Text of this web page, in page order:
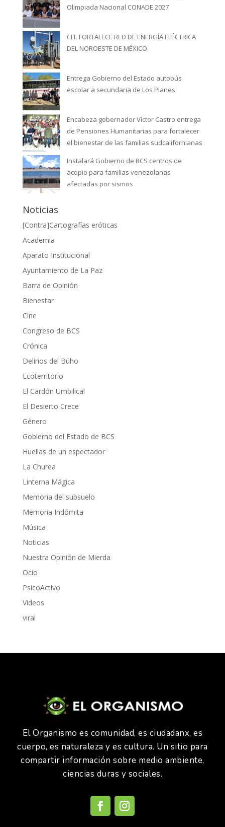
Olimpiada Nacional CONADE 2027
CFE FORTALECE RED DE ENERGÍA ELÉCTRICA
DEL NOROESTE DE MÉXICO
Entrega Gobierno del Estado autobús
escolar a secundaria de Los Planes
Encabeza gobernador Víctor Castro entrega
de Pensiones Humanitarias para fortalecer
el bienestar de las familias sudcalifornianas
Instalará Gobierno de BCS centros de
acopio para familias venezolanas
afectadas por sismos
Noticias
[Contra]Cartografías eróticas
Academia
Aparato Institucional
Ayuntamiento de La Paz
Barra de Opinión
Bienestar
Cine
Congreso de BCS
Crónica
Delirios del Búho
Ecoterritorio
El Cardón Umbilical
El Desierto Crece
Género
Gobierno del Estado de BCS
Huellas de un espectador
La Churea
Linterna Mágica
Memoria del subsuelo
Memoria Indómita
Música
Noticias
Nuestra Opinión de Mierda
Ocio
PsicoActivo
Videos
viral
El Organismo es comunidad, es ciudadanx, es
cuerpo, es naturaleza y es cultura. Un sitio para
compartir información sobre medio ambiente,
ciencias duras y sociales.